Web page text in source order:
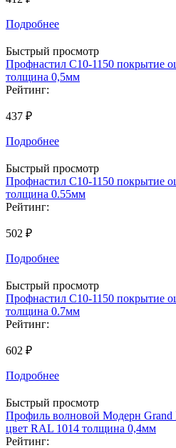
Подробнее
Быстрый просмотр
Профнастил С10-1150 покрытие
толщина 0,5мм
Рейтинг:
437 ₽
Подробнее
Быстрый просмотр
Профнастил С10-1150 покрытие
толщина 0.55мм
Рейтинг:
502 ₽
Подробнее
Быстрый просмотр
Профнастил С10-1150 покрытие
толщина 0.7мм
Рейтинг:
602 ₽
Подробнее
Быстрый просмотр
Профиль волновой Модерн Grand
цвет RAL 1014 толщина 0,4мм
Рейтинг: